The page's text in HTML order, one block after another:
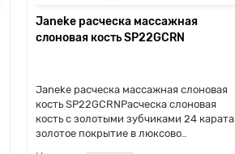
Janeke расческа массажная
слоновая кость SP22GCRN
Janeke расческа массажная слоновая
кость SP22GCRNРасческа слоновая
кость с золотыми зубчиками 24 карата
золотое покрытие в люксово..